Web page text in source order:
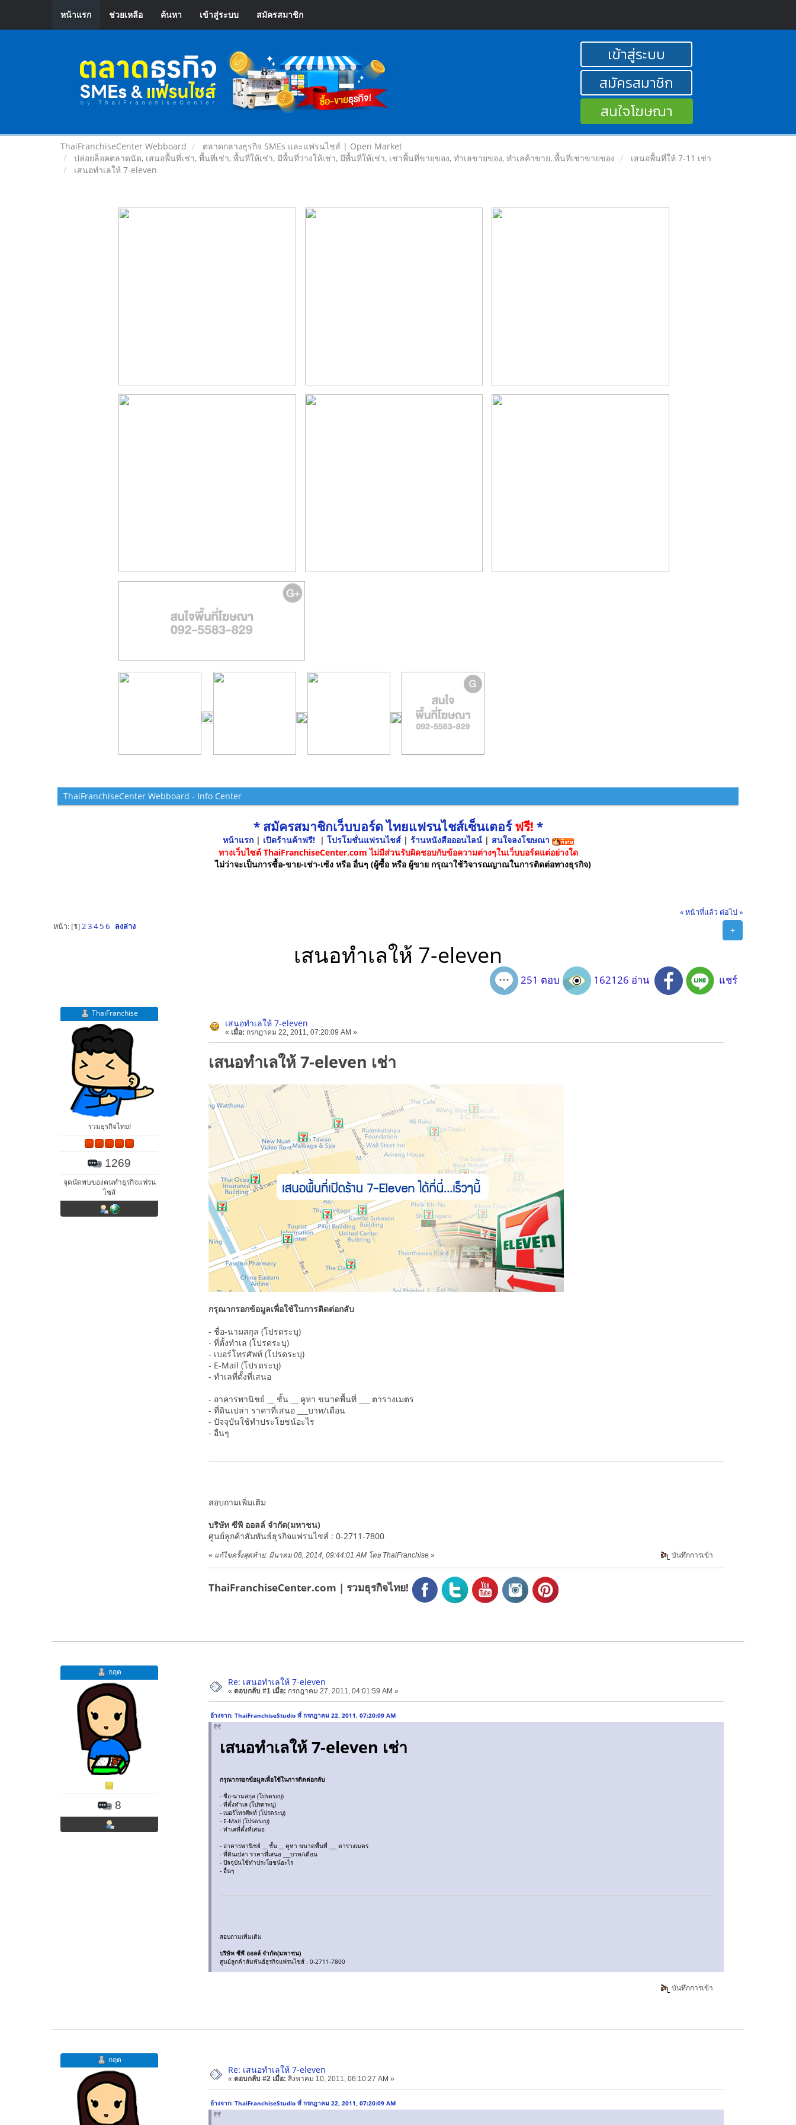
หน้าแรก ช่วยเหลือ ค้นหา เข้าสู่ระบบ สมัครสมาชิก
เข้าสู่ระบบ
สมัครสมาชิก
สนใจโฆษณา
ThaiFranchiseCenter Webboard
ตลาดกลางธุรกิจ SMEs และแฟรนไชส์ | Open Market
ปล่อยล็อคตลาดนัด, เสนอพื้นที่เช่า, พื้นที่เช่า, พื้นที่ให้เช่า, มีพื้นที่ว่างให้เช่า, มีพื้นที่ให้เช่า, เช่าพื้นที่ขายของ, ทําเลขายของ, ทำเลค้าขาย, พื้นที่เช่าขายของ
เสนอพื้นที่ให้ 7-11 เช่า
เสนอทำเลให้ 7-eleven
ThaiFranchiseCenter Webboard - Info Center
* สมัครสมาชิกเว็บบอร์ด ไทยแฟรนไชส์เซ็นเตอร์ฟรี! *
หน้าแรก| เปิดร้านค้าฟรี! | โปรโมชั่นแฟรนไชส์ | ร้านหนังสือออนไลน์ | สนใจลงโฆษณา
ทางเว็บไซต์ ThaiFranchiseCenter.com ไม่มีส่วนรับผิดชอบกับข้อความต่างๆในเว็บบอร์ดแต่อย่างใด
ไม่ว่าจะเป็นการซื้อ-ขาย-เช่า-เซ้ง หรือ อื่นๆ (ผู้ซื้อ หรือ ผู้ขาย กรุณาใช้วิจารณญาณในการติดต่อทางธุรกิจ)
« หน้าที่แล้ว ต่อไป »
+
หน้า: [1]2 3 4 5 6 ลงล่าง
เสนอทำเลให้ 7-eleven
251 ตอบ 162126 อ่าน แชร์
ThaiFranchise
รวมธุรกิจไทย!
1269
จุดนัดพบของคนทำธุรกิจแฟรน
ไชส์
เสนอทำเลให้ 7-eleven
« เมื่อ: กรกฎาคม 22, 2011, 07:20:09 AM »
เสนอทำเลให้ 7-eleven เช่า
กรุณากรอกข้อมูลเพื่อใช้ในการติดต่อกลับ
- ชื่อ-นามสกุล (โปรดระบุ)
- ที่ตั้งทำเล (โปรดระบุ)
- เบอร์โทรศัพท์ (โปรดระบุ)
- E-Mail (โปรดระบุ)
- ทำเลที่ตั้งที่เสนอ
- อาคารพานิชย์ __ ชั้น __ คูหา ขนาดพื้นที่ ___ ตารางเมตร
- ที่ดินเปล่า ราคาที่เสนอ ___บาท/เดือน
- ปัจจุบันใช้ทำประโยชน์อะไร
- อื่นๆ
สอบถามเพิ่มเติม
บริษัท ซีพี ออลล์ จำกัด(มหาชน)
ศูนย์ลูกค้าสัมพันธ์ธุรกิจแฟรนไชส์ : 0-2711-7800
« แก้ไขครั้งสุดท้าย: มีนาคม 08, 2014, 09:44:01 AM โดย ThaiFranchise » บันทึกการเข้า
ThaiFranchiseCenter.com | รวมธุรกิจไทย!
กฤต
8
Re: เสนอทำเลให้ 7-eleven
« ตอบกลับ #1 เมื่อ: กรกฎาคม 27, 2011, 04:01:59 AM »
อ้างจาก: ThaiFranchiseStudio ที่ กรกฎาคม 22, 2011, 07:20:09 AM
เสนอทำเลให้ 7-eleven เช่า
กรุณากรอกข้อมูลเพื่อใช้ในการติดต่อกลับ
- ชื่อ-นามสกุล (โปรดระบุ)
- ที่ตั้งทำเล (โปรดระบุ)
- เบอร์โทรศัพท์ (โปรดระบุ)
- E-Mail (โปรดระบุ)
- ทำเลที่ตั้งที่เสนอ
- อาคารพานิชย์ __ ชั้น __ คูหา ขนาดพื้นที่ ___ ตารางเมตร
- ที่ดินเปล่า ราคาที่เสนอ ___บาท/เดือน
- ปัจจุบันใช้ทำประโยชน์อะไร
- อื่นๆ
สอบถามเพิ่มเติม
บริษัท ซีพี ออลล์ จำกัด(มหาชน)
ศูนย์ลูกค้าสัมพันธ์ธุรกิจแฟรนไชส์ : 0-2711-7800
บันทึกการเข้า
กฤต
Re: เสนอทำเลให้ 7-eleven
« ตอบกลับ #2 เมื่อ: สิงหาคม 10, 2011, 06:10:27 AM »
อ้างจาก: ThaiFranchiseStudio ที่ กรกฎาคม 22, 2011, 07:20:09 AM